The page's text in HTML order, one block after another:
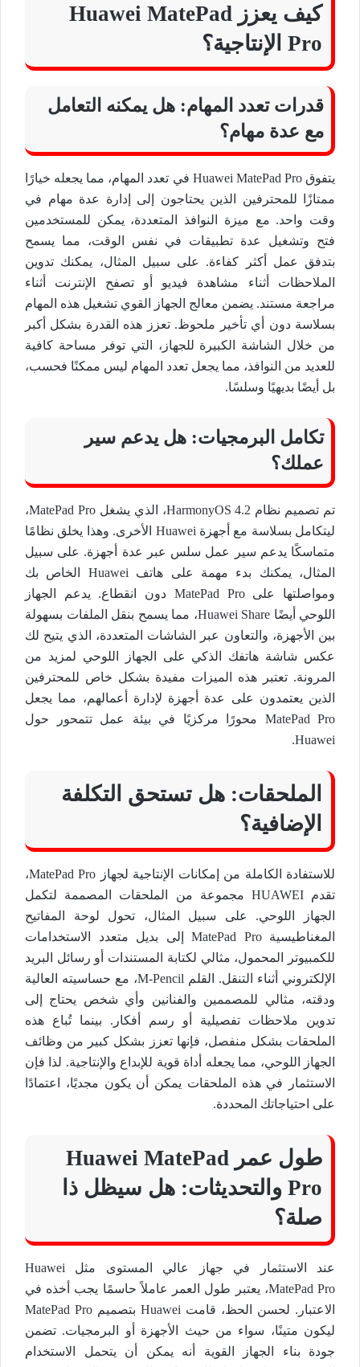
كيف يعزز Huawei MatePad
Pro الإنتاجية؟
قدرات تعدد المهام: هل يمكنه التعامل
مع عدة مهام؟
يتفوق Huawei MatePad Pro في تعدد المهام، مما يجعله خيارًا
ممتازًا للمحترفين الذين يحتاجون إلى إدارة عدة مهام في
وقت واحد. مع ميزة النوافذ المتعددة، يمكن للمستخدمين
فتح وتشغيل عدة تطبيقات في نفس الوقت، مما يسمح
بتدفق عمل أكثر كفاءة. على سبيل المثال، يمكنك تدوين
الملاحظات أثناء مشاهدة فيديو أو تصفح الإنترنت أثناء
مراجعة مستند. يضمن معالج الجهاز القوي تشغيل هذه المهام
بسلاسة دون أي تأخير ملحوظ. تعزز هذه القدرة بشكل أكبر
من خلال الشاشة الكبيرة للجهاز، التي توفر مساحة كافية
للعديد من النوافذ، مما يجعل تعدد المهام ليس ممكنًا فحسب،
بل أيضًا بديهيًا وسلسًا.
تكامل البرمجيات: هل يدعم سير
عملك؟
تم تصميم نظام HarmonyOS 4.2، الذي يشغل MatePad Pro،
ليتكامل بسلاسة مع أجهزة Huawei الأخرى. وهذا يخلق نظامًا
متماسكًا يدعم سير عمل سلس عبر عدة أجهزة. على سبيل
المثال، يمكنك بدء مهمة على هاتف Huawei الخاص بك
ومواصلتها على MatePad Pro دون انقطاع. يدعم الجهاز
اللوحي أيضًا Huawei Share، مما يسمح بنقل الملفات بسهولة
بين الأجهزة، والتعاون عبر الشاشات المتعددة، الذي يتيح لك
عكس شاشة هاتفك الذكي على الجهاز اللوحي لمزيد من
المرونة. تعتبر هذه الميزات مفيدة بشكل خاص للمحترفين
الذين يعتمدون على عدة أجهزة لإدارة أعمالهم، مما يجعل
MatePad Pro محورًا مركزيًا في بيئة عمل تتمحور حول
Huawei.
الملحقات: هل تستحق التكلفة
الإضافية؟
للاستفادة الكاملة من إمكانات الإنتاجية لجهاز MatePad Pro،
تقدم HUAWEI مجموعة من الملحقات المصممة لتكمل
الجهاز اللوحي. على سبيل المثال، تحول لوحة المفاتيح
المغناطيسية MatePad Pro إلى بديل متعدد الاستخدامات
للكمبيوتر المحمول، مثالي لكتابة المستندات أو رسائل البريد
الإلكتروني أثناء التنقل. القلم M-Pencil، مع حساسيته العالية
ودقته، مثالي للمصممين والفنانين وأي شخص يحتاج إلى
تدوين ملاحظات تفصيلية أو رسم أفكار. بينما تُباع هذه
الملحقات بشكل منفصل، فإنها تعزز بشكل كبير من وظائف
الجهاز اللوحي، مما يجعله أداة قوية للإبداع والإنتاجية. لذا فإن
الاستثمار في هذه الملحقات يمكن أن يكون مجديًا، اعتمادًا
على احتياجاتك المحددة.
طول عمر Huawei MatePad
Pro والتحديثات: هل سيظل ذا
صلة؟
عند الاستثمار في جهاز عالي المستوى مثل Huawei
MatePad Pro، يعتبر طول العمر عاملاً حاسمًا يجب أخذه في
الاعتبار. لحسن الحظ، قامت Huawei بتصميم MatePad Pro
ليكون متينًا، سواء من حيث الأجهزة أو البرمجيات. تضمن
جودة بناء الجهاز القوية أنه يمكن أن يتحمل الاستخدام